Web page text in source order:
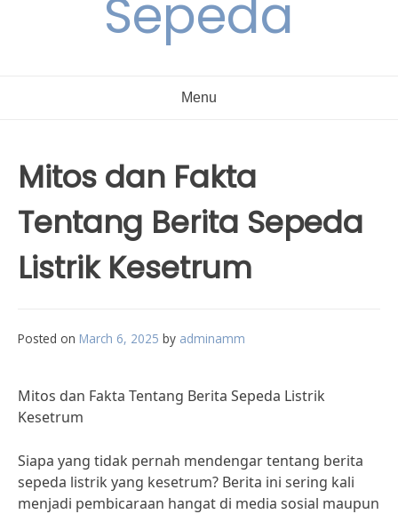
Sepeda
Menu
Mitos dan Fakta
Tentang Berita Sepeda
Listrik Kesetrum
Posted on March 6, 2025 by adminamm
Mitos dan Fakta Tentang Berita Sepeda Listrik
Kesetrum
Siapa yang tidak pernah mendengar tentang berita
sepeda listrik yang kesetrum? Berita ini sering kali
menjadi pembicaraan hangat di media sosial maupun